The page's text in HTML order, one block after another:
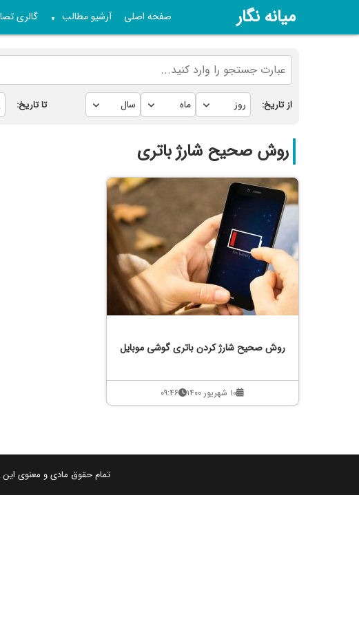
میانه نگار صفحه اصلی آرشیو مطالب ▼ گالری
از تاریخ: تا تاریخ:
روش صحیح شارژ باتری
روش صحیح شارژ کردن باتری گوشی موبایل
۱۰ شهریور ۱۴۰۰ ۰۹:۴۶
تمام حقوق مادی و معنوی این